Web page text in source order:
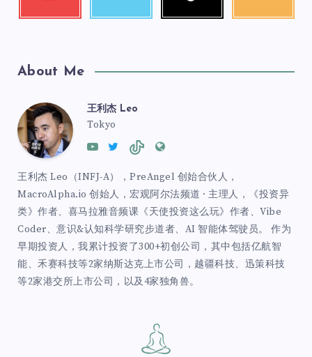
About Me
王利杰 Leo
Tokyo
王利杰 Leo（INFJ-A），PreAngel 创始合伙人，
MacroAlpha.io 创始人，宏观阿尔法频道 · 主理人，《投资异
类》作者、喜马拉雅音频课《天使投资这么玩》作者、Vibe
Coder、意识&认知科学研究步道者、AI 智能体驾驶员。 作为
早期投资人，我累计投资了300+初创公司，其中包括亿航智
能、禾赛科技等2家纳斯达克上市公司，越疆科技、迅策科技
等2家港交所上市公司，以及4家独角兽。